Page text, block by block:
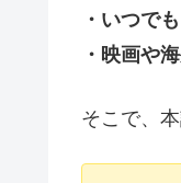
・いつで
・映画や
そこで、本